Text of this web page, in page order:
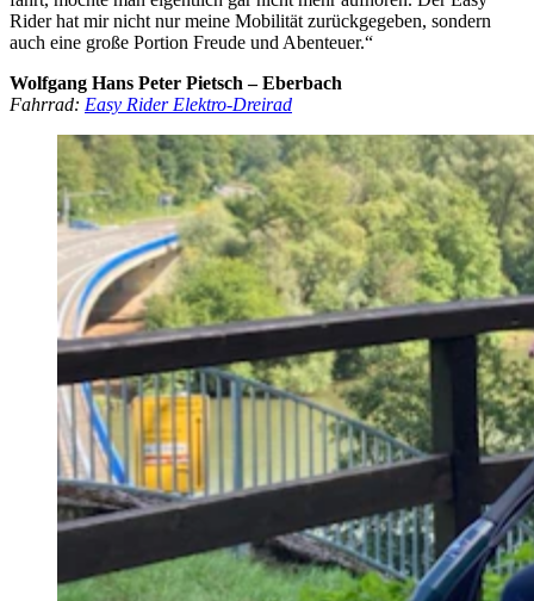
Rider hat mir nicht nur meine Mobilität zurückgegeben, sondern
auch eine große Portion Freude und Abenteuer.“
Wolfgang Hans Peter Pietsch – Eberbach
Fahrrad: Easy Rider Elektro-Dreirad